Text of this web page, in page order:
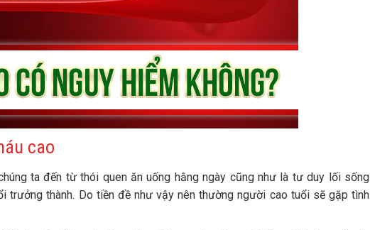
cao
ta đến từ thói quen ăn uống hằng ngày cũng như là tư duy lối sống
trưởng thành. Do tiền đề như vậy nên thường người cao tuổi sẽ gặp tình